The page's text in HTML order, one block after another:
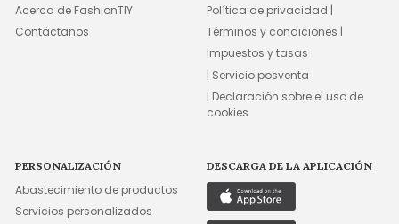
Acerca de FashionTIY
Contáctanos
Política de privacidad |
Términos y condiciones |
Impuestos y tasas
| Servicio posventa
| Declaración sobre el uso de
cookies
PERSONALIZACIÓN
Abastecimiento de productos
Servicios personalizados
DESCARGA DE LA APLICACIÓN